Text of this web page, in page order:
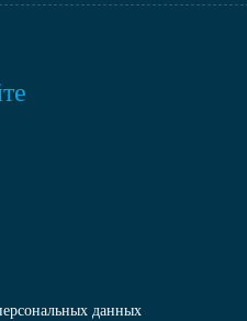
данных